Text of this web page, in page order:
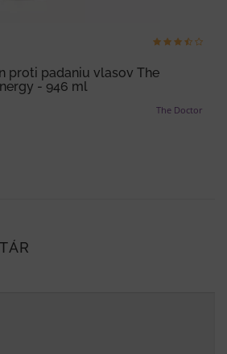
proti padaniu vlasov The
- 946 ml
The Doctor